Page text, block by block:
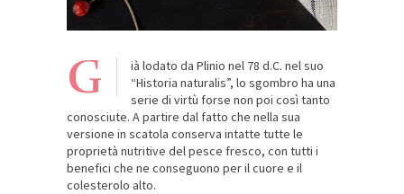
G
ià lodato da Plinio nel 78 d.C. nel suo
“Historia naturalis”, lo sgombro ha una
serie di virtù forse non poi così tanto
conosciute. A partire dal fatto che nella sua
versione in scatola conserva intatte tutte le
proprietà nutritive del pesce fresco, con tutti i
benefici che ne conseguono per il cuore e il
colesterolo alto.